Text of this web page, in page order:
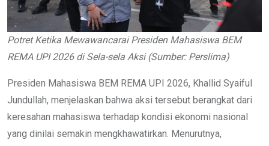
Potret Ketika Mewawancarai Presiden Mahasiswa BEM
REMA UPI 2026 di Sela-sela Aksi (Sumber: Perslima)
Presiden Mahasiswa BEM REMA UPI 2026, Khallid Syaiful
Jundullah, menjelaskan bahwa aksi tersebut berangkat dari
keresahan mahasiswa terhadap kondisi ekonomi nasional
yang dinilai semakin mengkhawatirkan. Menurutnya,